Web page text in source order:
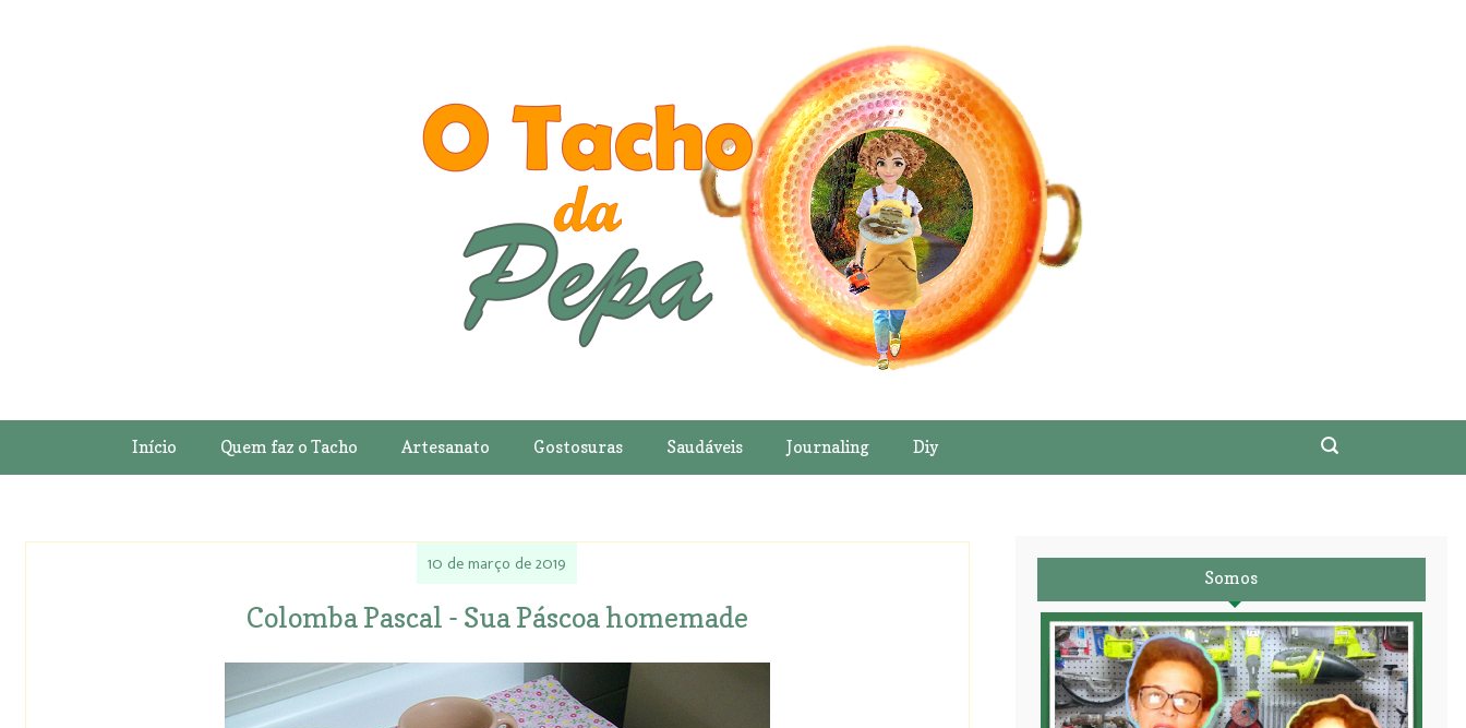
Início Quem faz o Tacho Artesanato Gostosuras Saudáveis Journaling Diy
10 de março de 2019
Colomba Pascal - Sua Páscoa homemade
Somos